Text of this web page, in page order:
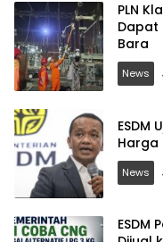
PLN
Dapat
Bara
News
ESDM
Harga
News
ESDM